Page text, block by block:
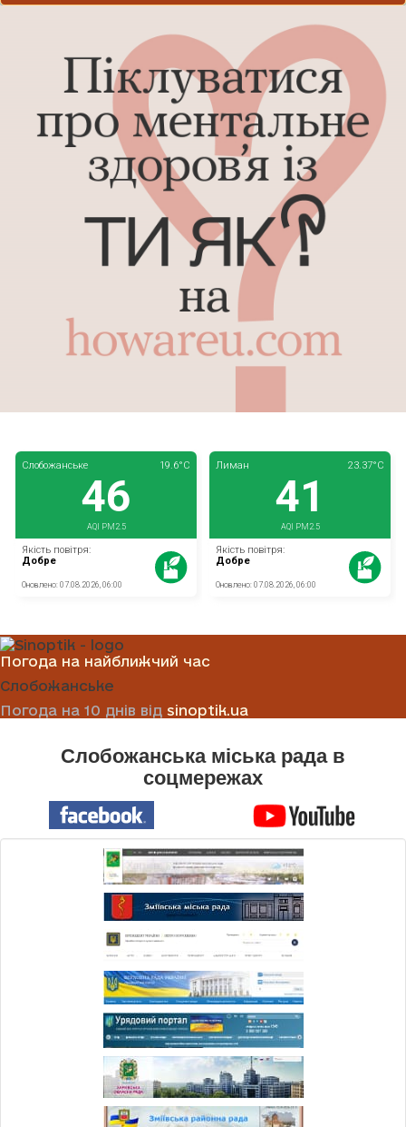
Погода на найближчий час
Слобожанське
Погода на 10 днів від sinoptik.ua
Слобожанська міська рада в
соцмережах